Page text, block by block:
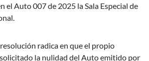
el Auto 007 de 2025 la Sala Especial de
radica en que el propio
la nulidad del Auto emitido por